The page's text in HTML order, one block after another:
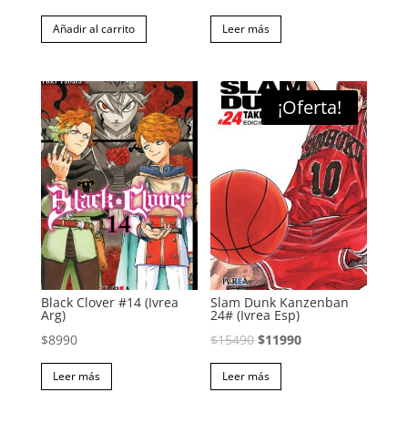
precio
original
$8990.
precio
actual
$6490.
Añadir al carrito
precio
original
$10490.$8990.
Leer más
Black Clover #14 (Ivrea
Arg)
$8990
Leer más
¡Oferta!
Slam Dunk Kanzenban
24# (Ivrea Esp)
$15490 El
precio
original
$11990El
Leer más